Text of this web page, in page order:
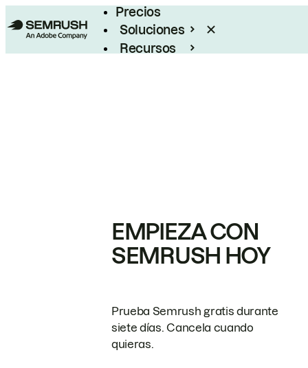
Precios
Soluciones
Recursos
EMPIEZA CON
SEMRUSH HOY
Prueba Semrush gratis durante
siete días. Cancela cuando
quieras.